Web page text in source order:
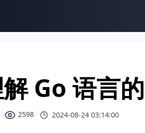
Go 语言
2598 2024-08-24 03:14:00